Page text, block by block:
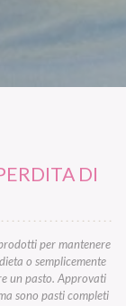
DI
per mantenere
o semplicemente
un pasto. Approvati
sono pasti completi